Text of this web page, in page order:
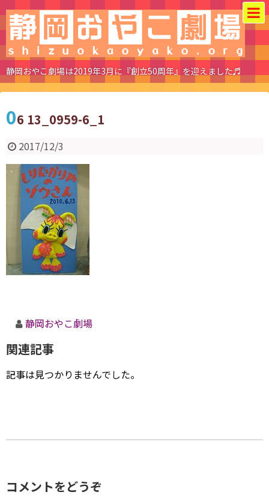
静岡おやこ劇場は2019年3月に『創立50周年』を迎えました♬
06 13_0959-6_1
2017/12/3
静岡おやこ劇場
関連記事
記事は見つかりませんでした。
コメントをどうぞ